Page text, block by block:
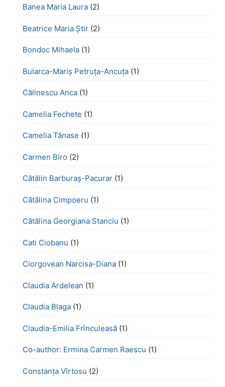
Banea Maria Laura (2)
Beatrice Maria Știr (2)
Bondoc Mihaela (1)
Bularca-Mariș Petruța-Ancuța (1)
Călinescu Anca (1)
Camelia Fechete (1)
Camelia Tănase (1)
Carmen Biro (2)
Cătălin Barburaș-Pacurar (1)
Cătălina Cimpoeru (1)
Cătălina Georgiana Stanciu (1)
Cati Ciobanu (1)
Ciorgovean Narcisa-Diana (1)
Claudia Ardelean (1)
Claudia Blaga (1)
Claudia-Emilia Frînculeasă (1)
Co-author: Ermina Carmen Raescu (1)
Constanța Vîrtosu (2)